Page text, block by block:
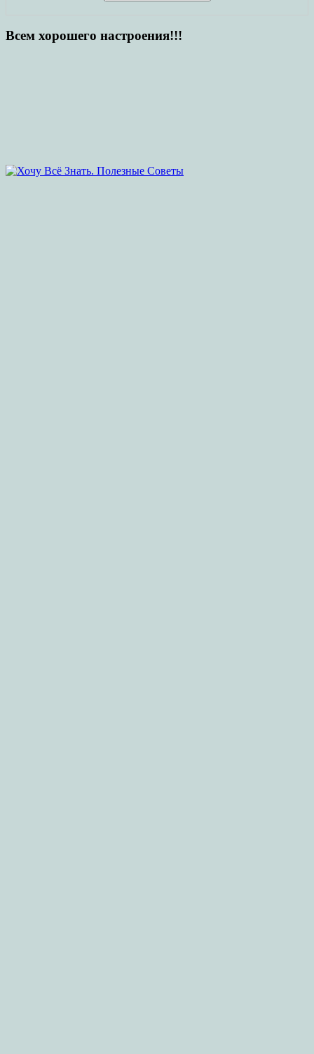
Всем хорошего настроения!!!